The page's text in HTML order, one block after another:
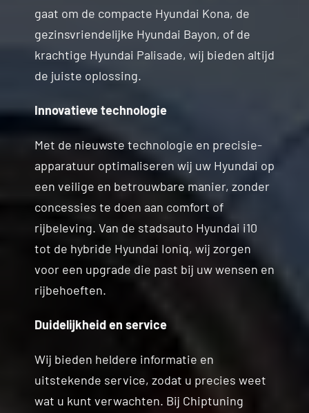
gaat om de compacte Hyundai Kona, de
gezinsvriendelijke Hyundai Bayon, of de
krachtige Hyundai Palisade, wij bieden altijd
de juiste oplossing.
Innovatieve technologie
Met de nieuwste technologie en precisie-
apparatuur optimaliseren wij uw Hyundai op
een veilige en betrouwbare manier, zonder
concessies te doen aan comfort of
rijbeleving. Van de stadsauto Hyundai i10
tot de hybride Hyundai Ioniq, wij zorgen
voor een upgrade die past bij uw wensen en
rijbehoeften.
Duidelijkheid en service
Wij bieden heldere informatie en
uitstekende service, zodat u precies weet
wat u kunt verwachten. Bij Chiptuning